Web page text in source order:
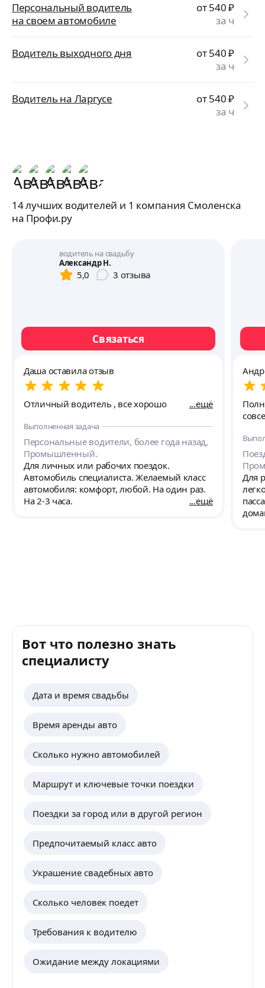
Персональный водитель
на своем автомобиле
от 540₽
за ч
Водитель выходного дня от 540₽
за ч
Водитель на Ларгусе от 540₽
за ч
14 лучших водителей и 1 компания Смоленска
на Профи.ру
водитель на свадьбу
Александр Н.
5,0 3 отзыва
Связаться
Даша оставила отзыв
Отличный водитель , все хорошо ещё
Выполненная задача
Персональные водители, более года назад,
Промышленный.
Для личных или рабочих поездок.
Автомобиль специалиста. Желаемый класс
автомобиля: комфорт, любой. На один раз.
На 2-3 часа.
ещё
Для
Вот что полезно знать
специалисту
Дата и время свадьбы
Время аренды авто
Сколько нужно автомобилей
Маршрут и ключевые точки поездки
Поездки за город или в другой регион
Предпочитаемый класс авто
Украшение свадебных авто
Сколько человек поедет
Требования к водителю
Ожидание между локациями